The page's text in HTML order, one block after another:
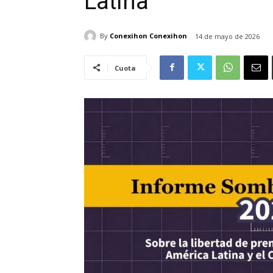
By Conexihon Conexihon 14 de mayo de 2026
Cuota